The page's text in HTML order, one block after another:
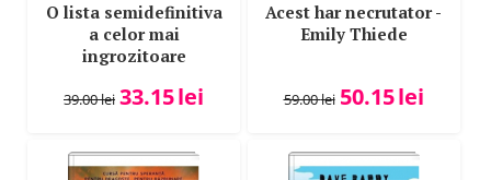
O lista semidefinitiva
a celor mai
ingrozitoare
Sutherland
39.00lei 33.15lei
Acest har necrutator -
Emily Thiede
59.00lei 50.15lei